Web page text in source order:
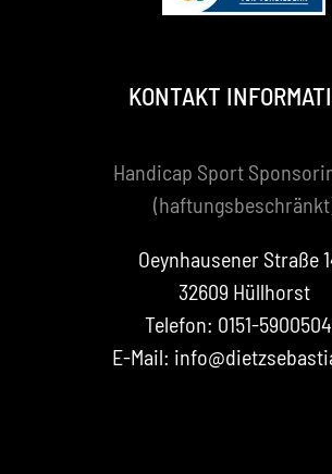
KONTAKT
Handicap Sport
Oeynhausener Straße
32609 Hüllhorst
Telefon: 0151-
E-Mail: